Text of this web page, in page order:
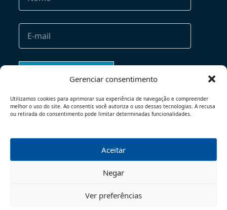
Gerenciar consentimento
Utilizamos cookies para aprimorar sua experiência de navegação e compreender
melhor o uso do site. Ao consentir, você autoriza o uso dessas tecnologias. A recusa
ou retirada do consentimento pode limitar determinadas funcionalidades.
Aceitar
Negar
Ver preferências
POLÍTICA DE PRIVACIDADE
© 2026 - TODOS OS DIREITOS RESERVADOS